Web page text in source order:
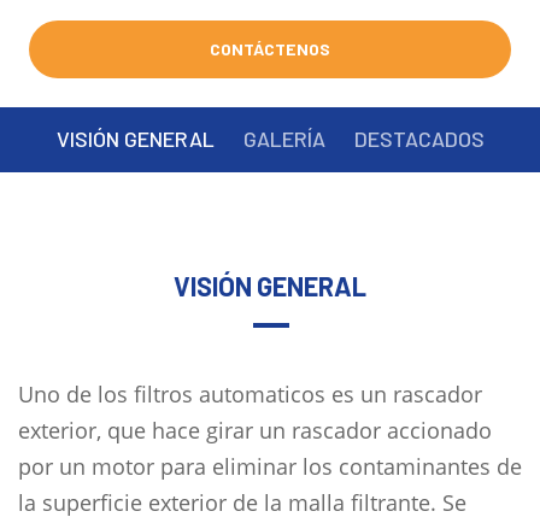
CONTÁCTENOS
VISIÓN GENERAL GALERÍA DESTACADOS
VISIÓN GENERAL
Uno de los filtros automaticos es un rascador
exterior, que hace girar un rascador accionado
por un motor para eliminar los contaminantes de
la superficie exterior de la malla filtrante. Se